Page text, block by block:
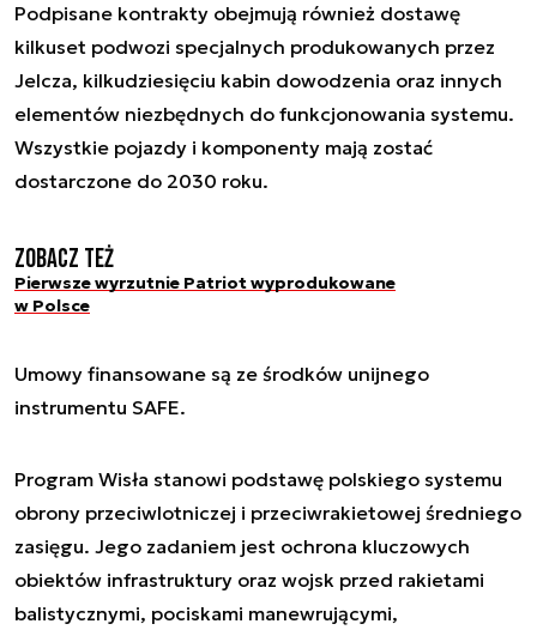
Podpisane kontrakty obejmują również dostawę
kilkuset podwozi specjalnych produkowanych przez
Jelcza, kilkudziesięciu kabin dowodzenia oraz innych
elementów niezbędnych do funkcjonowania systemu.
Wszystkie pojazdy i komponenty mają zostać
dostarczone do 2030 roku.
Zobacz też
Pierwsze wyrzutnie Patriot wyprodukowane
w Polsce
Umowy finansowane są ze środków unijnego
instrumentu SAFE.
Program Wisła stanowi podstawę polskiego systemu
obrony przeciwlotniczej i przeciwrakietowej średniego
zasięgu. Jego zadaniem jest ochrona kluczowych
obiektów infrastruktury oraz wojsk przed rakietami
balistycznymi, pociskami manewrującymi,